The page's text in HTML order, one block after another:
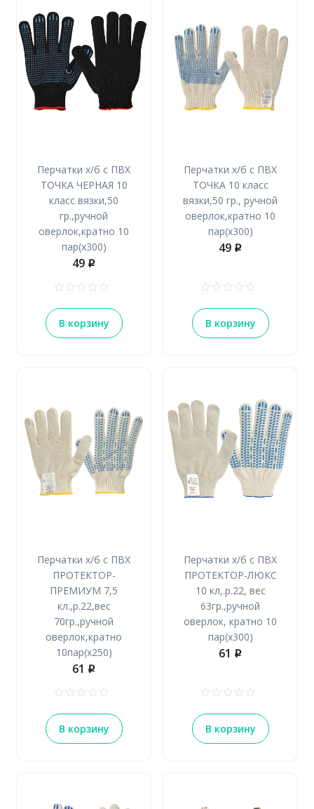
Перчатки х/б с ПВХ
ТОЧКА ЧЕРНАЯ 10
класс вязки,50
гр.,ручной
оверлок,кратно 10
пар(х300)
49 p
В корзину
Перчатки х/б с ПВХ
ТОЧКА 10 класс
вязки,50 гр., ручной
оверлок,кратно 10
пар(х300)
49 p
В корзину
Перчатки х/б с ПВХ
ПРОТЕКТОР-
ПРЕМИУМ 7,5
кл.,р.22,вес
70гр.,ручной
оверлок,кратно
10пар(х250)
61 p
В корзину
Перчатки х/б с ПВХ
ПРОТЕКТОР-ЛЮКС
10 кл,.р.22, вес
63гр.,ручной
оверлок, кратно 10
пар(х300)
61 p
В корзину